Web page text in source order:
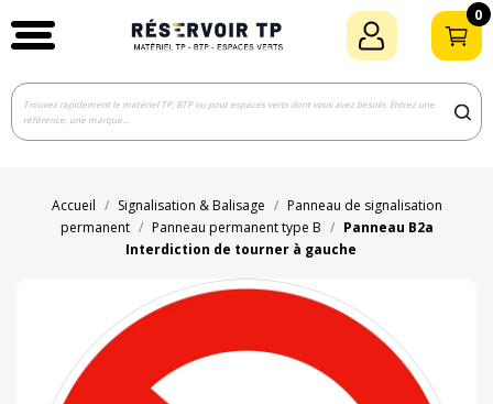
0
Accueil Signalisation & Balisage
Panneau de signalisation
permanent
Panneau permanent type B
Panneau B2a
Interdiction de tourner à gauche